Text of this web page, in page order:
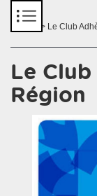
> Le Club
Le Club
Région